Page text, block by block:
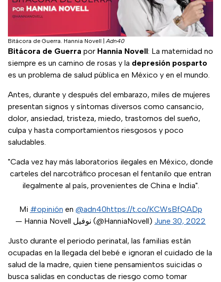
Bitácora de Guerra. Hannia Novell |Adn40
Bitácora de Guerra por Hannia Novell: La maternidad no
siempre es un camino de rosas y la depresión posparto
es un problema de salud pública en México y en el mundo.
Antes, durante y después del embarazo, miles de mujeres
presentan signos y síntomas diversos como cansancio,
dolor, ansiedad, tristeza, miedo, trastornos del sueño,
culpa y hasta comportamientos riesgosos y poco
saludables.
"Cada vez hay más laboratorios ilegales en México, donde
carteles del narcotráfico procesan el fentanilo que entran
ilegalmente al país, provenientes de China e India".
Mi #opinión en @adn40https://t.co/KCWsBfQADp
— Hannia Novell نوفيل (@HanniaNovell) June 30, 2022
Justo durante el periodo perinatal, las familias están
ocupadas en la llegada del bebé e ignoran el cuidado de la
salud de la madre, quien tiene pensamientos suicidas o
busca salidas en conductas de riesgo como tomar